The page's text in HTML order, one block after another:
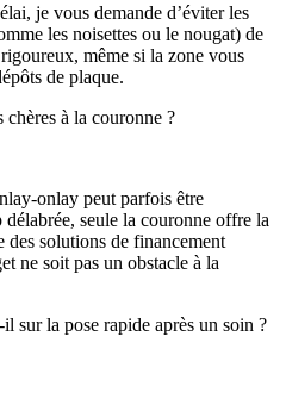
je vous demande d’éviter les
les noisettes ou le nougat) de
même si la zone vous
de plaque.
à la couronne ?
onlay peut parfois être
seule la couronne offre la
des solutions de financement
ne soit pas un obstacle à la
sur la pose rapide après un soin ?